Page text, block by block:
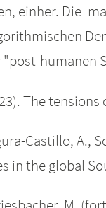
einher. Die
"post-humanen
The
Castillo, A.,
in the global